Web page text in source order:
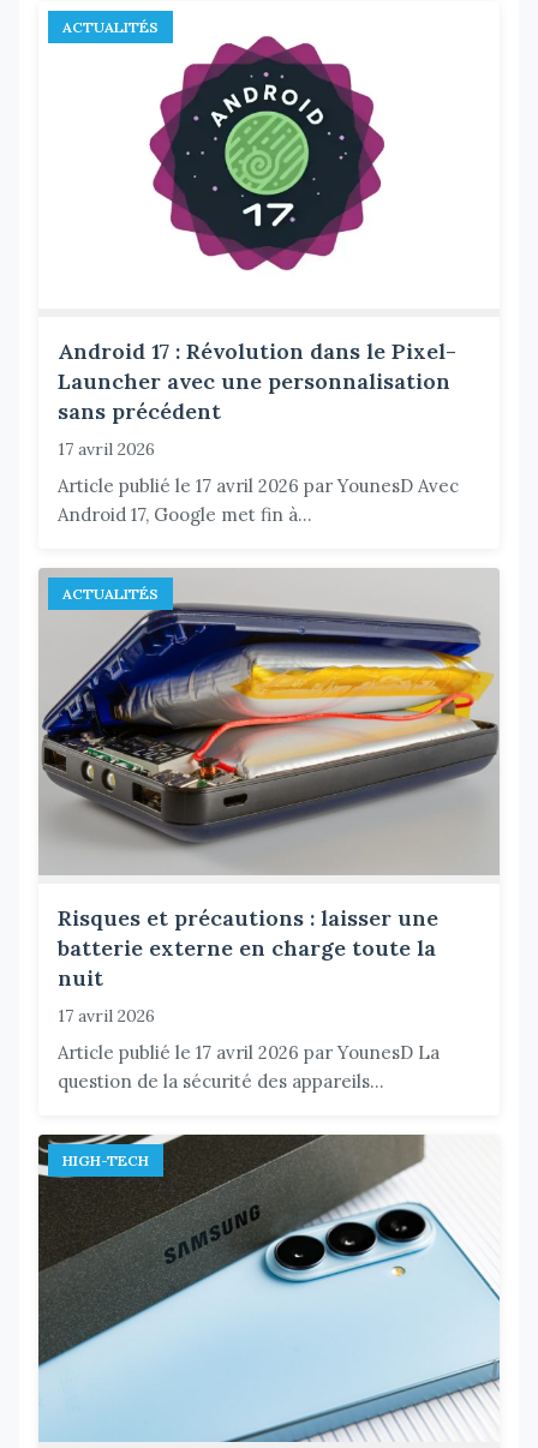
ACTUALITÉS
Android 17 : Révolution dans le Pixel-
Launcher avec une personnalisation
sans précédent
17 avril 2026
Article publié le 17 avril 2026 par YounesD Avec
Android 17, Google met fin à...
ACTUALITÉS
Risques et précautions : laisser une
batterie externe en charge toute la
nuit
17 avril 2026
Article publié le 17 avril 2026 par YounesD La
question de la sécurité des appareils...
HIGH-TECH